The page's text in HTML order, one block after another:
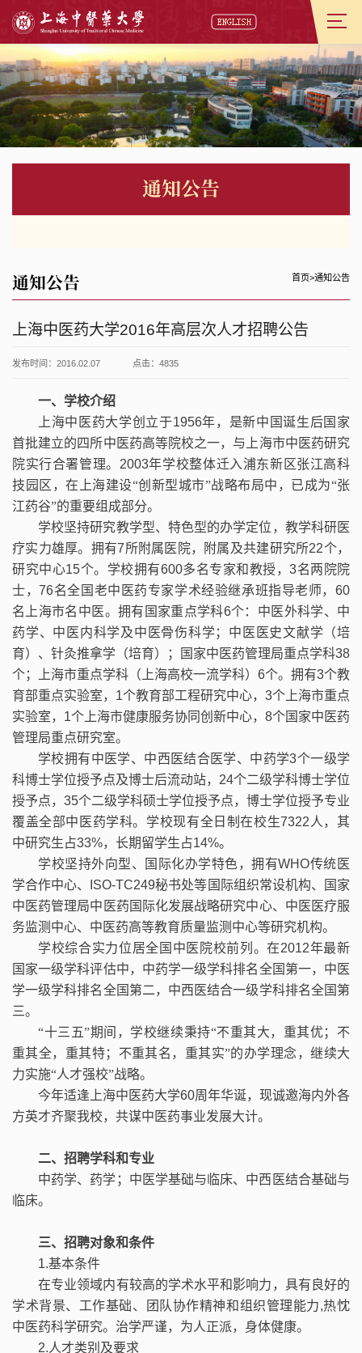
通知公告
通知公告 首页>通知公告
上海中医药大学2016年高层次人才招聘公告
发布时间：2016.02.07 点击： 4835
一、学校介绍
上海中医药大学创立于1956年，是新中国诞生后国家
首批建立的四所中医药高等院校之一，与上海市中医药研究
院实行合署管理。 2003年学校整体迁入浦东新区张江高科
技园区，在上海建设“创新型城市”战略布局中，已成为“张
江药谷”的重要组成部分。
学校坚持研究教学型、特色型的办学定位，教学科研医
疗实力雄厚。拥有7所附属医院，附属及共建研究所22个，
研究中心15个。学校拥有600多名专家和教授， 3名两院院
士，76名全国老中医药专家学术经验继承班指导老师，60
名上海市名中医。拥有国家重点学科6个：中医外科学、中
药学、中医内科学及中医骨伤科学；中医医史文献学（培
育）、针灸推拿学（培育）；国家中医药管理局重点学科38
个；上海市重点学科（上海高校一流学科） 6个。拥有3个教
育部重点实验室， 1个教育部工程研究中心， 3个上海市重点
实验室， 1个上海市健康服务协同创新中心， 8个国家中医药
管理局重点研究室。
学校拥有中医学、中西医结合医学、中药学3个一级学
科博士学位授予点及博士后流动站， 24个二级学科博士学位
授予点， 35个二级学科硕士学位授予点，博士学位授予专业
覆盖全部中医药学科。学校现有全日制在校生7322 人，其
中研究生占33%，长期留学生占14%。
学校坚持外向型、国际化办学特色，拥有WHO传统医
学合作中心、
ISO-TC249秘书处等国际组织常设机构、国家
中医药管理局中医药国际化发展战略研究中心、中医医疗服
务监测中心、中医药高等教育质量监测中心等研究机构。
学校综合实力位居全国中医院校前列。在2012年最新
国家一级学科评估中，中药学一级学科排名全国第一，中医
学一级学科排名全国第二，中西医结合一级学科排名全国第
三。
“十三五”期间，学校继续秉持“不重其大，重其优；不
重其全，重其特；不重其名，重其实”的办学理念，继续大
力实施“人才强校”战略。
今年适逢上海中医药大学60周年华诞，现诚邀海内外各
方英才齐聚我校，共谋中医药事业发展大计。
二、招聘学科和专业
中药学、药学；中医学基础与临床、中西医结合基础与
临床。
三、招聘对象和条件
1.基本条件
在专业领域内有较高的学术水平和影响力，具有良好的
学术背景、工作基础、团队协作精神和组织管理能力,热忱
中医药科学研究。治学严谨，为人正派，身体健康。
2.人才类别及要求